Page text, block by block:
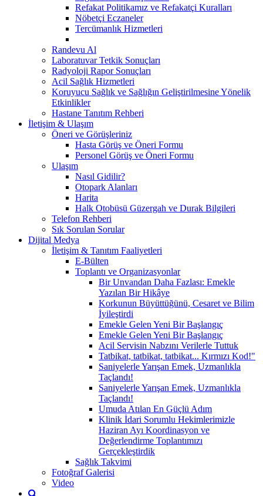
Refakat Politikamız ve Refakatçi Kuralları
Nöbetçi Eczaneler
Tercümanlık Hizmetleri
Randevu Al
Laboratuvar Tetkik Sonuçları
Radyoloji Rapor Sonuçları
Acil Sağlık Hizmetleri
Koruyucu Sağlık ve Sağlığın Geliştirilmesine Yönelik
Etkinlikler
Hastane Tanıtım Rehberi
İletişim & Ulaşım
Öneri ve Görüşleriniz
Hasta Görüş ve Öneri Formu
Personel Görüş ve Öneri Formu
Ulaşım
Nasıl Gidilir?
Otopark Alanları
Harita
Halk Otobüsü Güzergah ve Durak Bilgileri
Telefon Rehberi
Sık Sorulan Sorular
Dijital Medya
İletişim & Tanıtım Faaliyetleri
E-Bülten
Toplantı ve Organizasyonlar
Bir Unvandan Daha Fazlası: Emekle
Yazılan Bir Hikâye
Korkunun Büyüttüğünü, Cesaret ve Bilim
İyileştirdi
Emekle Gelen Yeni Bir Başlangıç
Emekle Gelen Yeni Bir Başlangıç
Acil Servisin Nabzını Verilerle Tuttuk
Tatbikat, tatbikat, tatbikat... Kırmızı Kod!"
Saniyelerle Yarışan Emek, Uzmanlıkla
Taçlandı!
Saniyelerle Yarışan Emek, Uzmanlıkla
Taçlandı!
Umuda Atılan En Güçlü Adım
Klinik İdari Sorumlu Hekimlerimizle
Haziran Ayı Koordinasyon ve
Değerlendirme Toplantımızı
Gerçekleştirdik
Sağlık Takvimi
Fotoğraf Galerisi
Video